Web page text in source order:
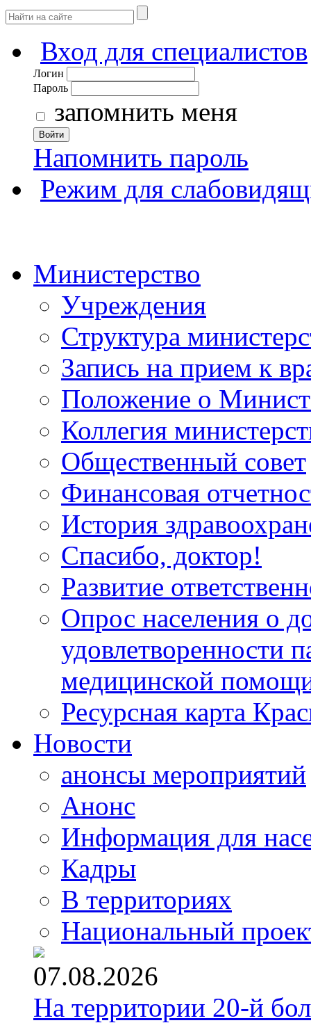
Вход для специалистов
Логин
Пароль
запомнить меня
Войти
Напомнить пароль
Режим для
Министерство
Учреждения
Структура
Запись на прием к
Положение о
Коллегия
Общественный совет
Финансовая
История
Спасибо, доктор!
Развитие
Опрос населения о
удовлетворенности
медицинской
Ресурсная карта
Новости
анонсы мероприятий
Анонс
Информация для
Кадры
В территориях
Национальный
07.08.2026
На территории 20-й